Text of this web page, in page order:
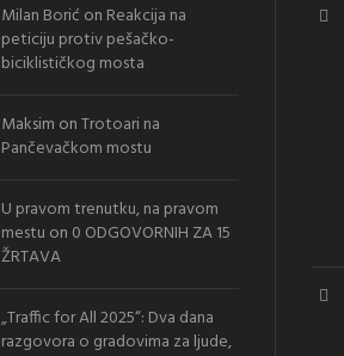
Milan Borić on Reakcija na
peticiju protiv pešačko-
biciklističkog mosta
Maksim onTrotoari na
Pančevačkom mostu
U pravom trenutku, na pravom
mestu on 0 ODGOVORNIH ZA 15
ŽRTAVA
„Traffic for All 2025“: Dva dana
razgovora o gradovima za ljude,